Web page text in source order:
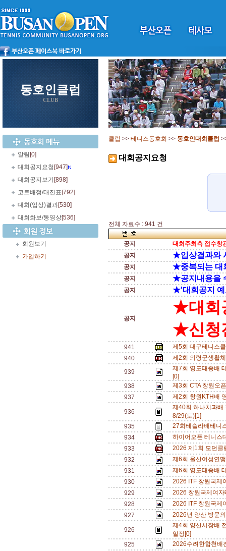
동호인클럽
CLUB
알림 [0]
대회공지요청 [947]
대회공지보기 [898]
코트배정/대진표 [792]
대회(입상)결과[530]
대회화보/동영상[536]
회원보기
가입하기
클럽 >> 테니스동호회 >> 동호인대회클럽
대회공지요청
전체 자료수 : 941 건
공지
대회주최측 접수창
공지
★입상결과와
공지 ★중복되는 대
공지 ★공지내용을
공지 ★'대회공지 예
공지
★대회
★신청
941
제5회 대구테니스
940
제2회 의령군생활
939
제7회 영도태종배
[0]
938
제3회 CTA 창원오
937
제2회 창원KTH배
936
제40회 하나치과배
8/29(토)[1]
935
27회테슬라배테니
934
하이어오픈 테니스
933
2026 제1회 모던
932
제6회 울산여성연
931
제6회 영도태종배
930
2026 ITF 창원국제
929
2026 창원국제여
928
2026 ITF 창원국제
927
2026년 양산 방문
926
제4회 양산시장배
일정[0]
925
2026수려한합천배